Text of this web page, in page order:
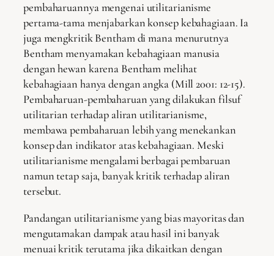
pembaharuannya mengenai utilitarianisme
pertama-tama menjabarkan konsep kebahagiaan. Ia
juga mengkritik Bentham di mana menurutnya
Bentham menyamakan kebahagiaan manusia
dengan hewan karena Bentham melihat
kebahagiaan hanya dengan angka (Mill 2001: 12-15).
Pembaharuan-pembaharuan yang dilakukan filsuf
utilitarian terhadap aliran utilitarianisme,
membawa pembaharuan lebih yang menekankan
konsep dan indikator atas kebahagiaan. Meski
utilitarianisme mengalami berbagai pembaruan
namun tetap saja, banyak kritik terhadap aliran
tersebut.
Pandangan utilitarianisme yang bias mayoritas dan
mengutamakan dampak atau hasil ini banyak
menuai kritik terutama jika dikaitkan dengan